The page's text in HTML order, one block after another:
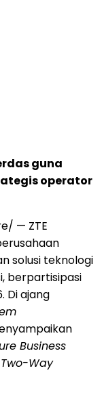
guna
operator
— ZTE
solusi teknologi
berpartisipasi
Di ajang
Business
Way